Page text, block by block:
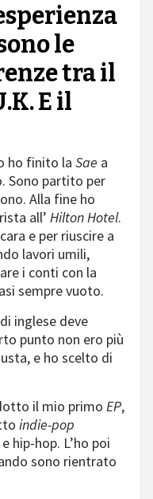
le
tra il
E il
ho finito la Sae a
Sono partito per
Alla fine ho
all’ Hilton Hotel.
e per riuscire a
lavori umili,
i conti con la
sempre vuoto.
inglese deve
punto non ero più
e ho scelto di
il mio primo EP,
indie-pop
hip-hop. L’ho poi
sono rientrato